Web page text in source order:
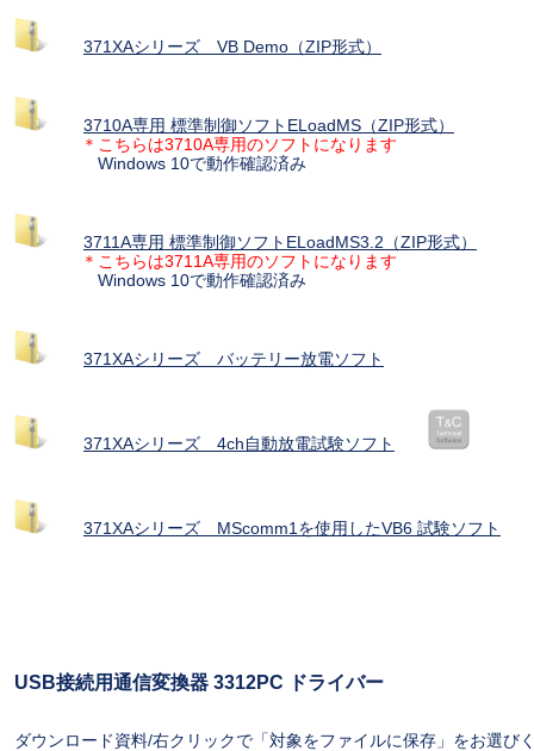
371XAシリーズ VB Demo（ZIP形式）
3710A専用 標準制御ソフトELoadMS（ZIP形式）
＊こちらは3710A専用のソフトになります
Windows 10で動作確認済み
3711A専用 標準制御ソフトELoadMS3.2（ZIP形式）
＊こちらは3711A専用のソフトになります
Windows 10で動作確認済み
371XAシリーズ バッテリー放電ソフト
371XAシリーズ 4ch自動放電試験ソフト
371XAシリーズ MScomm1を使用したVB6 試験ソフト
USB接続用通信変換器 3312PC ドライバー
ダウンロード資料/右クリックで「対象をファイルに保存」をお選び